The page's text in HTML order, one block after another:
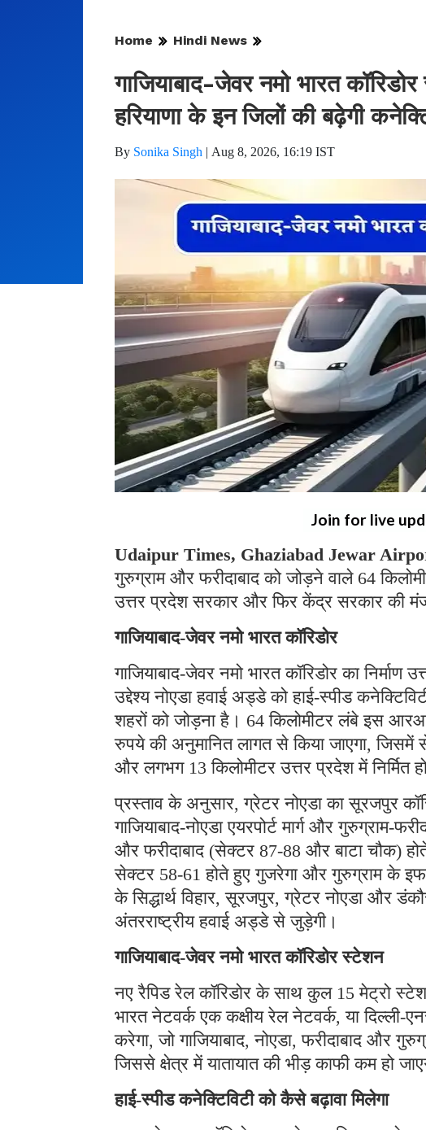
Home Hindi News
गाजियाबाद-जेवर नमो भारत
हरियाणा के इन जिलों की बढ़ेगी
By Sonika Singh | Aug 8, 2026, 16:19 IST
Join for live
Udaipur Times, Ghaziabad Jewar
गुरुग्राम और फरीदाबाद को जोड़ने वाले 64
उत्तर प्रदेश सरकार और फिर केंद्र सरकार की
गाजियाबाद-जेवर नमो भारत कॉरिडोर
गाजियाबाद-जेवर नमो भारत कॉरिडोर का
उद्देश्य नोएडा हवाई अड्डे को हाई-स्पीड
शहरों को जोड़ना है। 64 किलोमीटर लंबे इस
रुपये की अनुमानित लागत से किया जाएगा, जिसमें
और लगभग 13 किलोमीटर उत्तर प्रदेश में निर्मित
प्रस्ताव के अनुसार, ग्रेटर नोएडा का सूरजपुर
गाजियाबाद-नोएडा एयरपोर्ट मार्ग और गुरुग्राम-
और फरीदाबाद (सेक्टर 87-88 और बाटा चौक)
सेक्टर 58-61 होते हुए गुजरेगा और गुरुग्राम के
के सिद्धार्थ विहार, सूरजपुर, ग्रेटर नोएडा और
अंतरराष्ट्रीय हवाई अड्डे से जुड़ेगी।
गाजियाबाद-जेवर नमो भारत कॉरिडोर स्टेशन
नए रैपिड रेल कॉरिडोर के साथ कुल 15 मेट्रो
भारत नेटवर्क एक कक्षीय रेल नेटवर्क, या
करेगा, जो गाजियाबाद, नोएडा, फरीदाबाद और
जिससे क्षेत्र में यातायात की भीड़ काफी कम हो
हाई-स्पीड कनेक्टिविटी को कैसे बढ़ावा मिलेगा